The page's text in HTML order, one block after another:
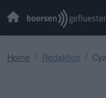
Home Redaktion